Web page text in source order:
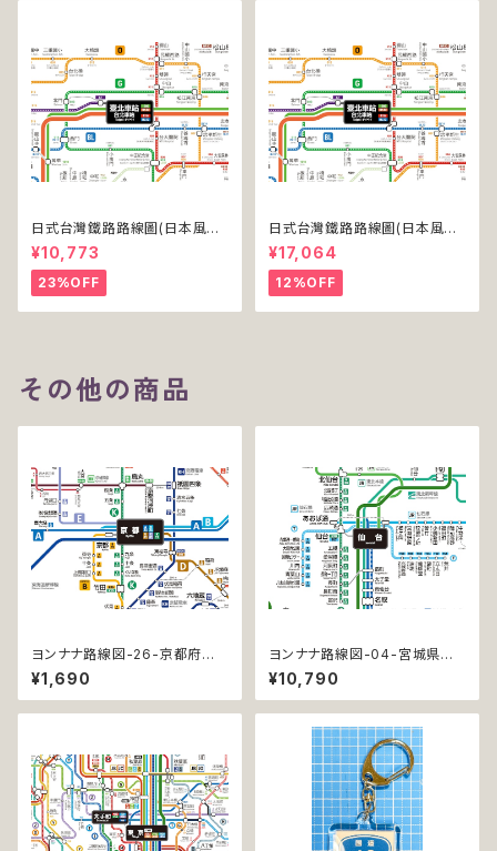
日式台灣鐵路路線圖(日本風台
湾鉄道路線図)(デジタル版／PR
O)
¥10,773
23%OFF
日式台灣鐵路路線圖(日本風台
湾鉄道路線図)(デジタル版／PR
O-NC)
¥17,064
12%OFF
その他の商品
ヨンナナ路線図-26-京都府の
鉄道 (Kyoto / デジタル / LT)
¥1,690
ヨンナナ路線図-04-宮城県の
鉄道 (Miyagi / デジタル / PR
O)
¥10,790